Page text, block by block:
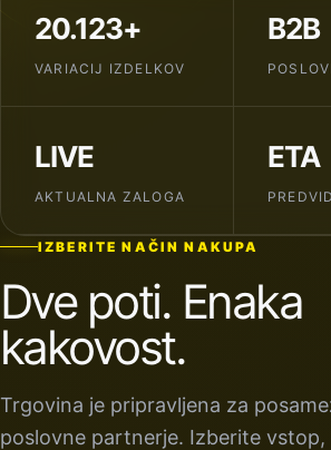
20.123+
VARIACIJ IZDELKOV
B2B
LIVE
AKTUALNA ZALOGA
ETA
IZBERITE NAČIN NAKUPA
Dve poti. Enaka
kakovost.
Trgovina je pripravljena za
poslovne partnerje. Izberite vstop,